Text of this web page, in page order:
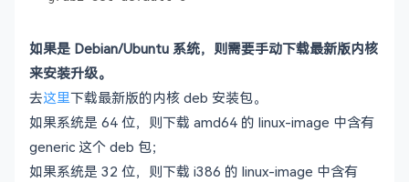
如果是 Debian/Ubuntu 系统，则需要手动下载最新版内核
来安装升级。
去这里下载最新版的内核 deb 安装包。
如果系统是 64 位，则下载 amd64 的 linux-image 中含有
generic 这个 deb 包；
如果系统是 32 位，则下载 i386 的 linux-image 中含有